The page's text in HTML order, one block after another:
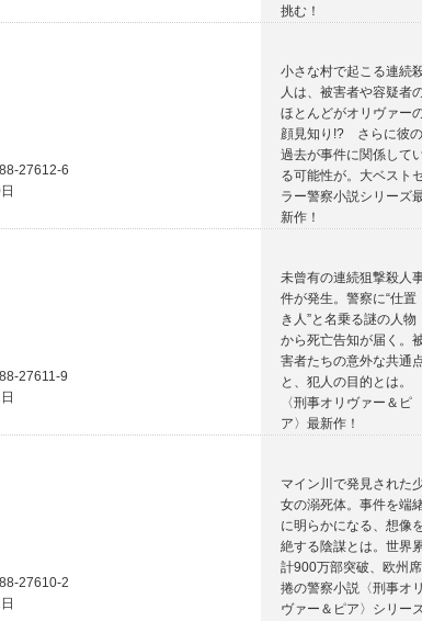
挑む！
27612-6
小さな村で起こる連続
人は、被害者や容疑者
ほとんどがオリヴァー
顔見知り!? さらに彼の
過去が事件に関係して
る可能性が。大ベスト
ラー警察小説シリーズ
新作！
27611-9
未曾有の連続狙撃殺人
件が発生。警察に“仕置
き人”と名乗る謎の人物
から死亡告知が届く。
害者たちの意外な共通
と、犯人の目的とは。
〈刑事オリヴァー＆ピ
ア〉最新作！
27610-2
マイン川で発見された
女の溺死体。事件を端
に明らかになる、想像
絶する陰謀とは。世界
計900万部突破、欧州席
捲の警察小説〈刑事オリ
ヴァー＆ピア〉シリー